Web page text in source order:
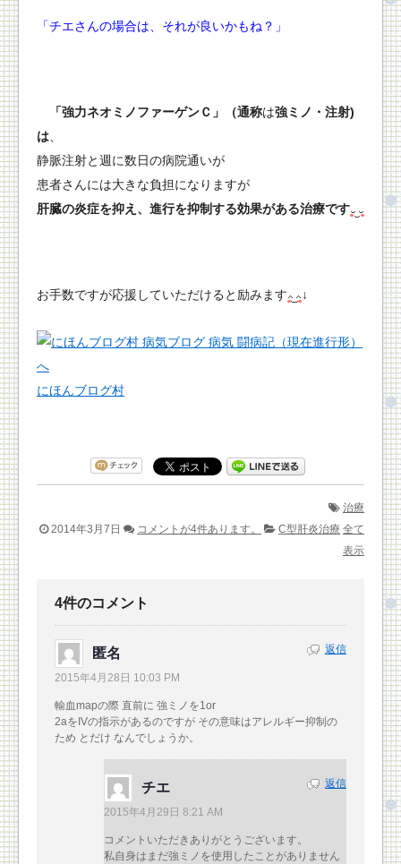
「チエさんの場合は、それが良いかもね？」
「強力ネオミノファーゲンＣ」（通称は強ミノ・注射)
は
静脈注射と週に数日の病院通いが
患者さんには大きな負担になりますが
肝臓の炎症を抑え、進行を抑制する効果がある治療です
お手数ですが応援していただけると励みます ↓
にほんブログ村
治療
2014年3月7日
コメントが4件あります。 C型肝炎治療 全て
表示
4件のコメント
匿名
2015年4月28日 10:03 PM
輸血mapの際 直前に 強ミノを1or
2aをIVの指示があるのですが その意味はアレルギー抑制の
ため とだけ なんでしょうか。
返信
チエ
2015年4月29日 8:21 AM
コメントいただきありがとうございます。
私自身はまだ強ミノを使用したことがありません
返信